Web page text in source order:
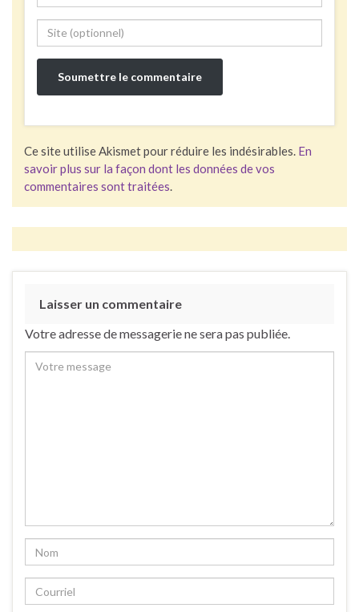
Ce site utilise Akismet pour réduire les indésirables. En
savoir plus sur la façon dont les données de vos
commentaires sont traitées.
Laisser un commentaire
Votre adresse de messagerie ne sera pas publiée.